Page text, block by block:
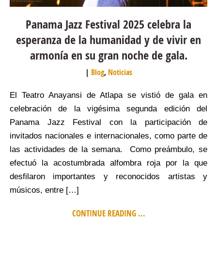
Panama Jazz Festival 2025 celebra la
esperanza de la humanidad y de vivir en
armonía en su gran noche de gala.
Blog, Noticias
El Teatro Anayansi de Atlapa se vistió de gala en
celebración de la vigésima segunda edición del
Panama Jazz Festival con la participación de
invitados nacionales e internacionales, como parte de
las actividades de la semana. Como preámbulo, se
efectuó la acostumbrada alfombra roja por la que
desfilaron importantes y reconocidos artistas y
músicos, entre […]
CONTINUE READING ...